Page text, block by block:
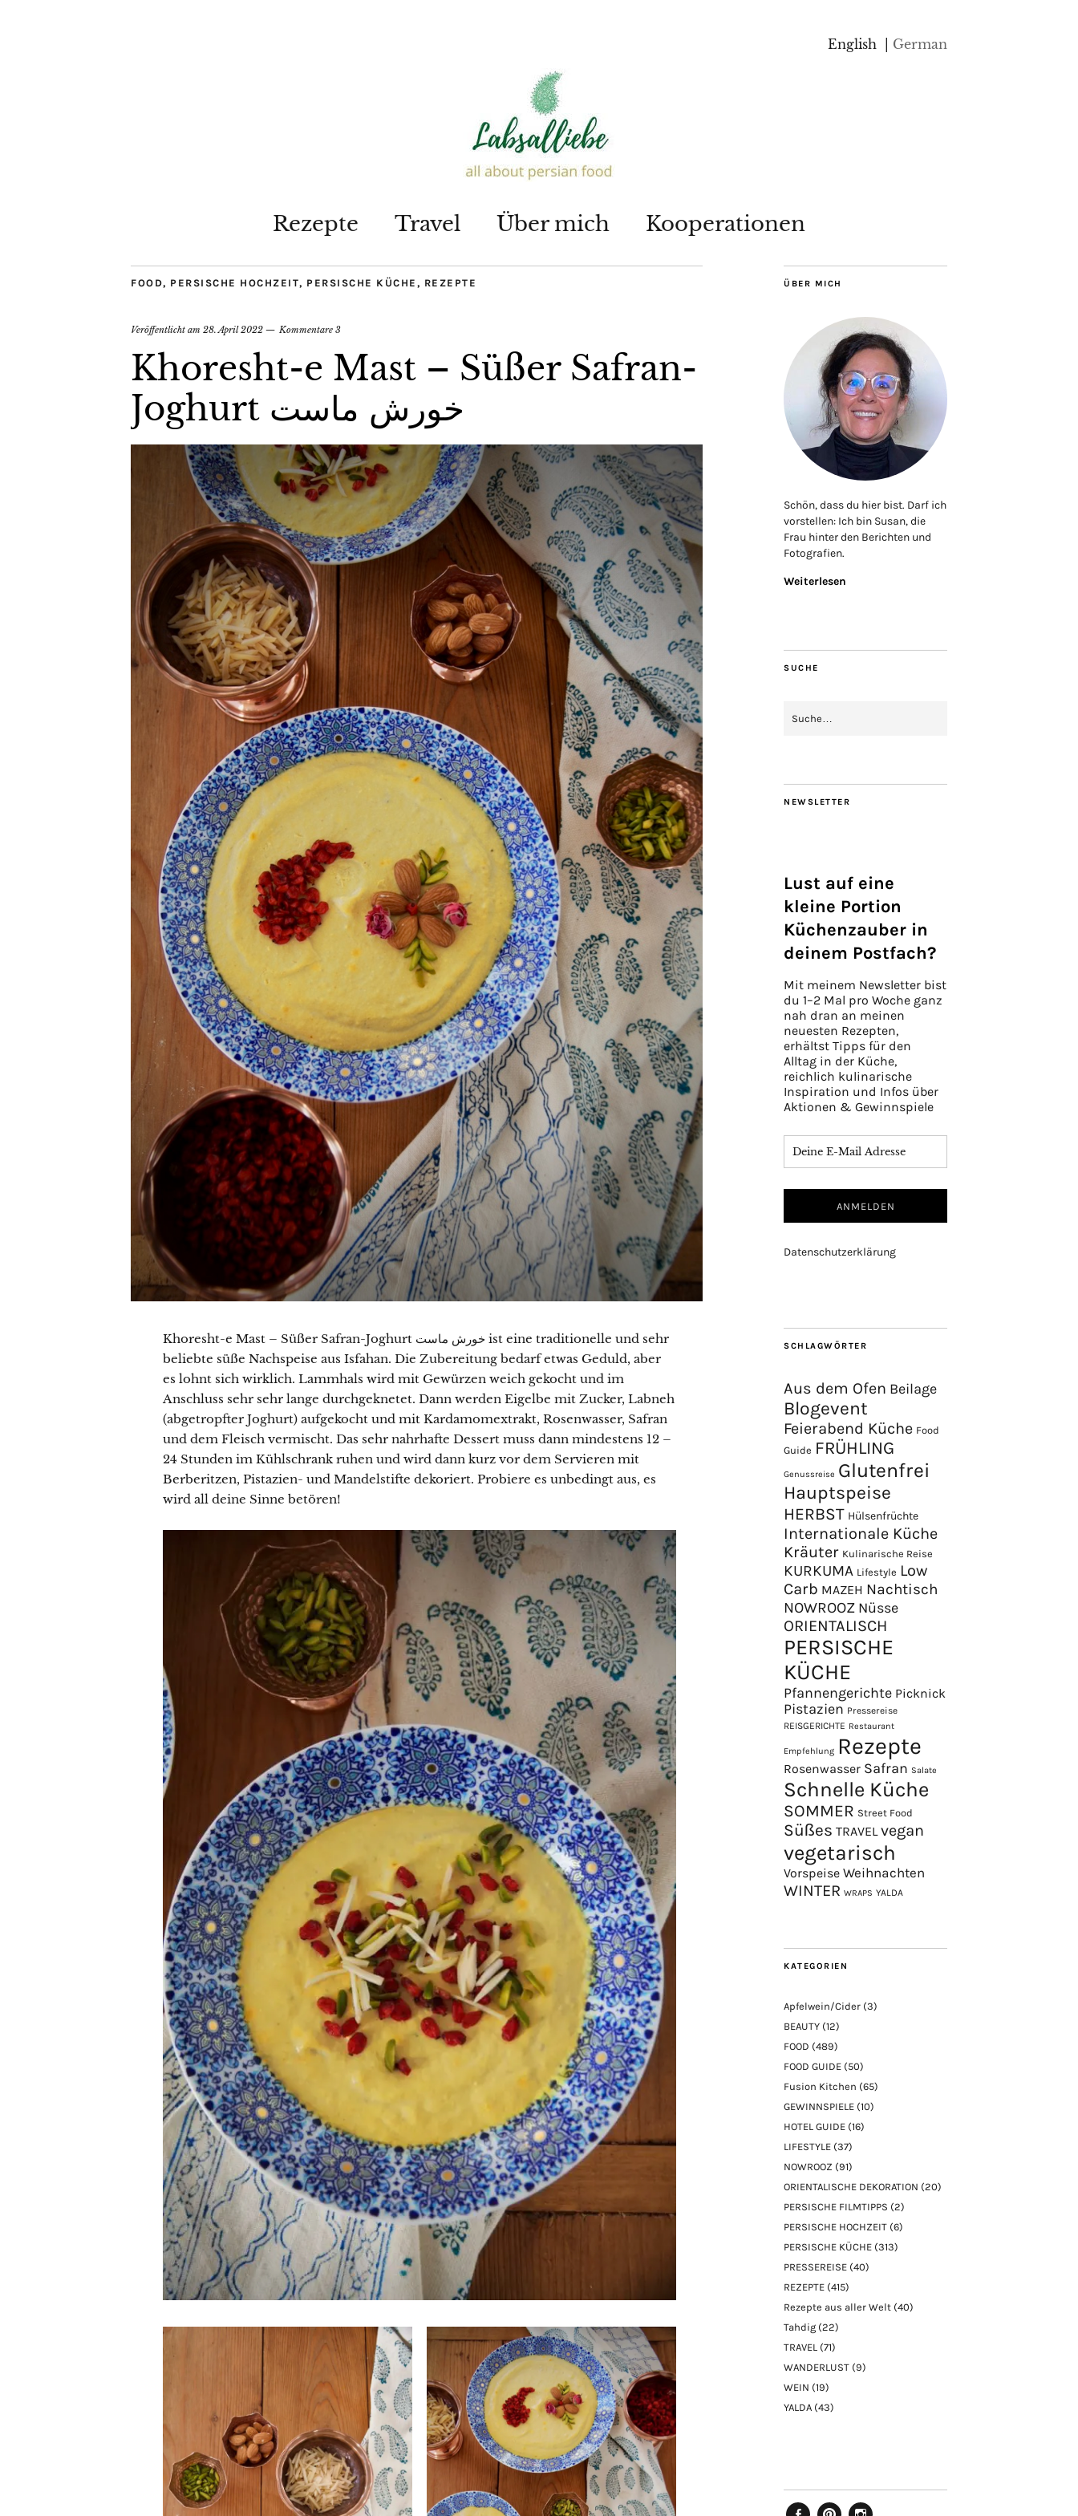
English German
Rezepte Travel Über mich Kooperationen
FOOD, PERSISCHE HOCHZEIT, PERSISCHE KÜCHE , REZEPTE
Veröffentlicht am 28. April 2022 Kommentare 3
Khoresht-e Mast – Süßer Safran-
Joghurt خورش ماست
Khoresht-e Mast – Süßer Safran-Joghurt خورش ماست ist eine traditionelle und sehr
beliebte süße Nachspeise aus Isfahan. Die Zubereitung bedarf etwas Geduld, aber
es lohnt sich wirklich. Lammhals wird mit Gewürzen weich gekocht und im
Anschluss sehr sehr lange durchgeknetet. Dann werden Eigelbe mit Zucker, Labneh
(abgetropfter Joghurt) aufgekocht und mit Kardamomextrakt, Rosenwasser, Safran
und dem Fleisch vermischt. Das sehr nahrhafte Dessert muss dann mindestens 12 –
24 Stunden im Kühlschrank ruhen und wird dann kurz vor dem Servieren mit
Berberitzen, Pistazien- und Mandelstifte dekoriert. Probiere es unbedingt aus, es
wird all deine Sinne betören!
ÜBER MICH
Schön, dass du hier bist. Darf ich
vorstellen: Ich bin Susan, die
Frau hinter den Berichten und
Fotografien.
Weiterlesen
SUCHE
NEWSLETTER
Lust auf eine
kleine Portion
Küchenzauber in
deinem Postfach?
Mit meinem Newsletter bist
du 1–2 Mal pro Woche ganz
nah dran an meinen
neuesten Rezepten,
erhältst Tipps für den
Alltag in der Küche,
reichlich kulinarische
Inspiration und Infos über
Aktionen & Gewinnspiele
Datenschutzerklärung
SCHLAGWÖRTER
Aus dem Ofen Beilage
Blogevent
Feierabend Küche Food
Guide FRÜHLING
Genussreise Glutenfrei
Hauptspeise
HERBST Hülsenfrüchte
Internationale Küche
Kräuter Kulinarische Reise
KURKUMA Lifestyle Low
Carb MAZEH Nachtisch
NOWROOZ Nüsse
ORIENTALISCH
PERSISCHE
KÜCHE
Pfannengerichte Picknick
Pistazien Pressereise
REISGERICHTE Restaurant
Empfehlung Rezepte
Rosenwasser Safran Salate
Schnelle Küche
SOMMER Street Food
Süßes TRAVEL vegan
vegetarisch
Vorspeise Weihnachten
WINTER WRAPS YALDA
KATEGORIEN
Apfelwein/Cider (3)
BEAUTY (12)
FOOD (489)
FOOD GUIDE (50)
Fusion Kitchen (65)
GEWINNSPIELE (10)
HOTEL GUIDE (16)
LIFESTYLE (37)
NOWROOZ (91)
ORIENTALISCHE DEKORATION (20)
PERSISCHE FILMTIPPS (2)
PERSISCHE HOCHZEIT (6)
PERSISCHE KÜCHE (313)
PRESSEREISE (40)
REZEPTE (415)
Rezepte aus aller Welt (40)
Tahdig (22)
TRAVEL (71)
WANDERLUST (9)
WEIN (19)
YALDA (43)
Lust auf eine kleine Portion
Küchenzauber in deinem Postfach?
Mit meinem Newsletter bist du 1–2 Mal pro Woche
ganz nah dran an meinen neuesten Rezepten,
erhältst Tipps für den Alltag in der Küche, reichlich
kulinarische Inspiration und Infos über Aktionen &
Gewinnspiele
Datenschutzerklärung